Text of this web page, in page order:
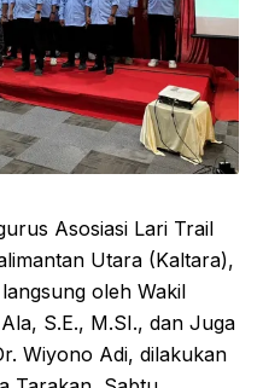
Asosiasi Lari Trail
Utara (Kaltara),
oleh Wakil
S.E., M.SI., dan Juga
Wiyono Adi, dilakukan